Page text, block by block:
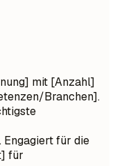
mit [Anzahl]
Branchen].
für die
für